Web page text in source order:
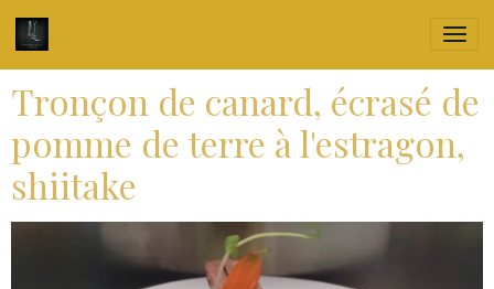
Tronçon de canard, écrasé de
pomme de terre à l'estragon,
shiitake